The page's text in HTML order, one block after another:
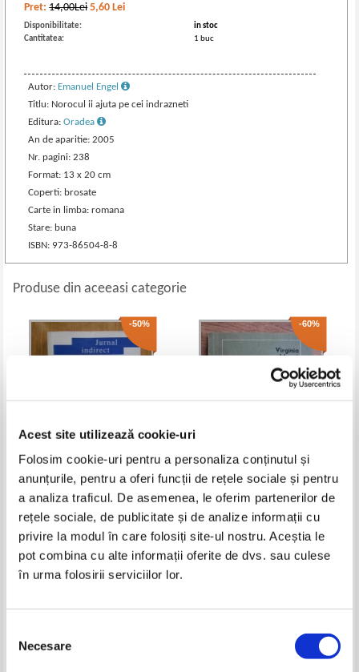
Acest site utilizează cookie-uri
Folosim cookie-uri pentru a personaliza conținutul și
anunțurile, pentru a oferi funcții de rețele sociale și pentru
a analiza traficul. De asemenea, le oferim partenerilor de
rețele sociale, de publicitate și de analize informații cu
privire la modul în care folosiți site-ul nostru. Aceștia le
pot combina cu alte informații oferite de dvs. sau culese
în urma folosirii serviciilor lor.
consimțământului
Necesare
Pret:14,00Lei 5,60 Lei
Disponibilitate:
in stoc
Cantitatea:
1 buc
Autor: Emanuel Engel
Titlu: Norocul ii ajuta pe cei indrazneti
Editura:Oradea
An de aparitie: 2005
Nr. pagini: 238
Format: 13 x 20 cm
Coperti: brosate
Carte in limba: romana
Stare: buna
ISBN: 973-86504-8-8
Produse din aceeasi categorie
-50%
Mihai Zamfir - Jurnal indirect
11,00Lei 5,50
Adaugă în coș
-60%
Virginia Musat - Vasile Cirlova
Lei
Adaugă în coș